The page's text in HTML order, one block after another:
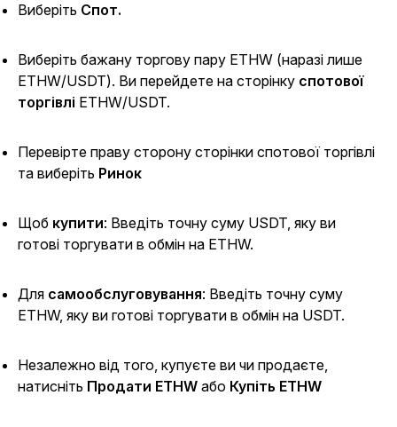
Виберіть Спот.
Виберіть бажану торгову пару ETHW (наразі лише
ETHW/USDT). Ви перейдете на сторінку спотової
торгівлі ETHW/USDT.
Перевірте праву сторону сторінки спотової торгівлі
та виберіть Ринок
Щоб купити: Введіть точну суму USDT, яку ви
готові торгувати в обмін на ETHW.
Для самообслуговування: Введіть точну суму
ETHW, яку ви готові торгувати в обмін на USDT.
Незалежно від того, купуєте ви чи продаєте,
натисніть Продати ETHW або Купіть ETHW